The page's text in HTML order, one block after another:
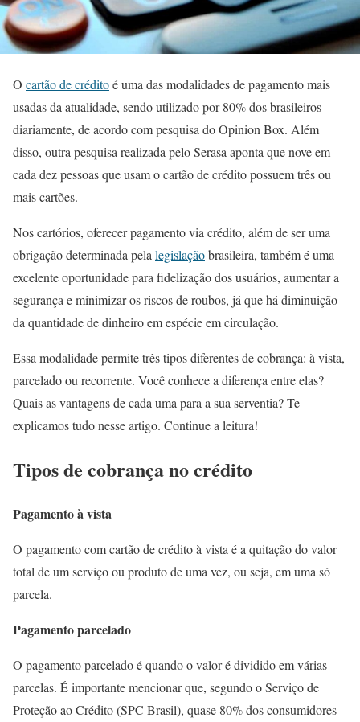
O cartão de créditoé uma das modalidades de pagamento mais
usadas da atualidade, sendo utilizado por 80% dos brasileiros
diariamente, de acordo com pesquisa do Opinion Box. Além
disso, outra pesquisa realizada pelo Serasa aponta que nove em
cada dez pessoas que usam o cartão de crédito possuem três ou
mais cartões.
Nos cartórios, oferecer pagamento via crédito, além de ser uma
obrigação determinada pela legislaçãobrasileira, também é uma
excelente oportunidade para fidelização dos usuários, aumentar a
segurança e minimizar os riscos de roubos, já que há diminuição
da quantidade de dinheiro em espécie em circulação.
Essa modalidade permite três tipos diferentes de cobrança: à vista,
parcelado ou recorrente. Você conhece a diferença entre elas?
Quais as vantagens de cada uma para a sua serventia? Te
explicamos tudo nesse artigo. Continue a leitura!
Tipos de cobrança no crédito
Pagamento à vista
O pagamento com cartão de crédito à vista é a quitação do valor
total de um serviço ou produto de uma vez, ou seja, em uma só
parcela.
Pagamento parcelado
O pagamento parcelado é quando o valor é dividido em várias
parcelas. É importante mencionar que, segundo o Serviço de
Proteção ao Crédito (SPC Brasil), quase 80% dos consumidores